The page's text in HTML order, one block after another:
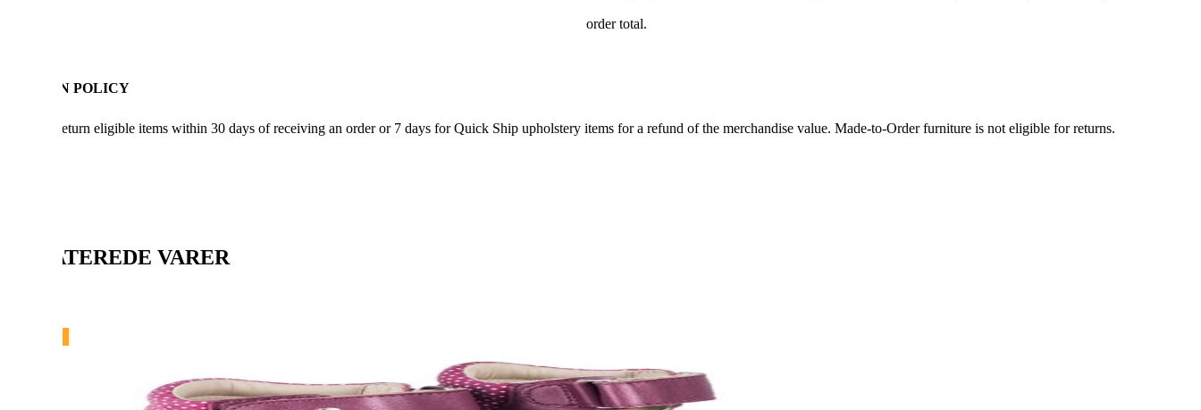
order total.
RETURN POLICY
You can return eligible items within 30 days of receiving an order or 7 days for Quick Ship upholstery items for a refund of the merchandise value. Made-to-Order furniture is not eligible for returns.
RELATEREDE VARER